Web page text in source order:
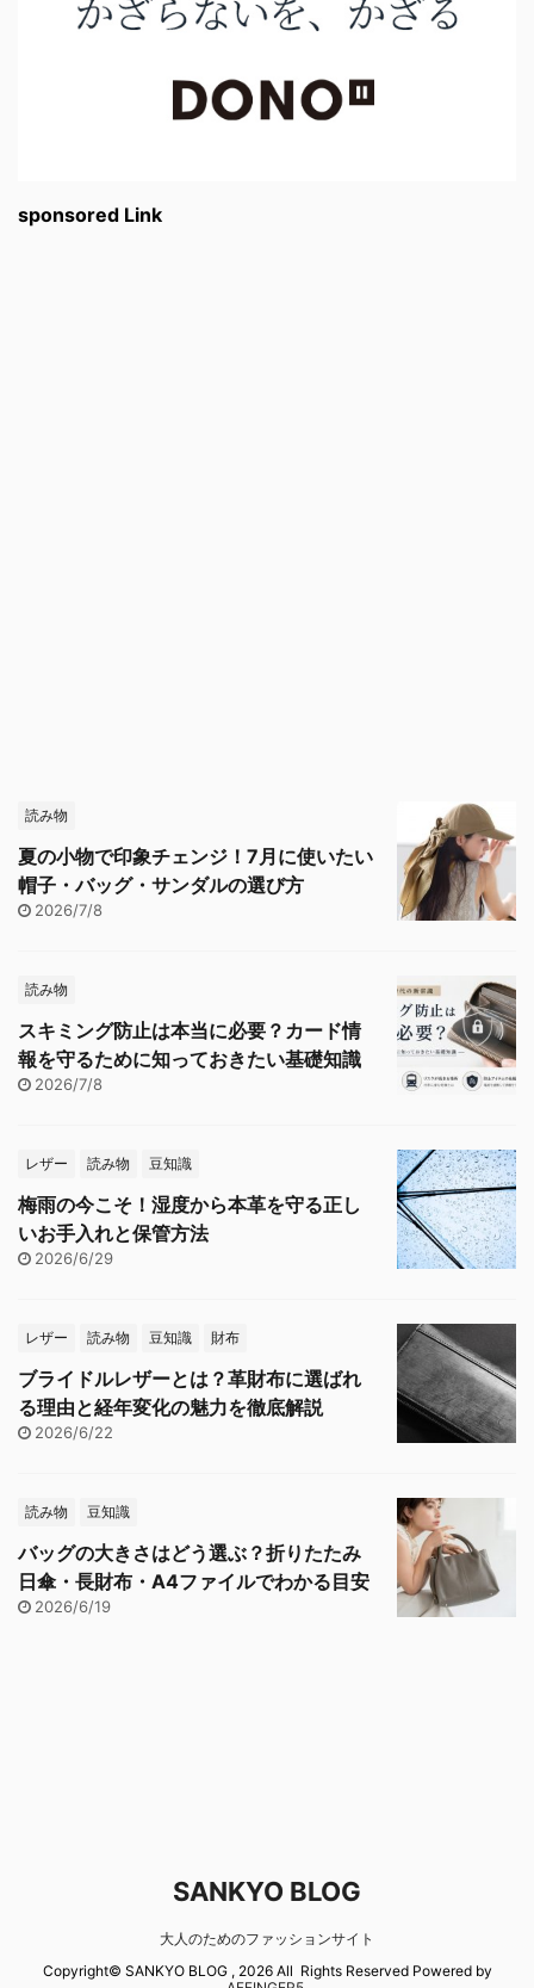
sponsored Link
読み物
夏の小物で印象チェンジ！7月に使いたい
帽子・バッグ・サンダルの選び方
2026/7/8
読み物
スキミング防止は本当に必要？カード情
報を守るために知っておきたい基礎知識
2026/7/8
レザー 読み物 豆知識
梅雨の今こそ！湿度から本革を守る正し
いお手入れと保管方法
2026/6/29
レザー 読み物 豆知識 財布
ブライドルレザーとは？革財布に選ばれ
る理由と経年変化の魅力を徹底解説
2026/6/22
読み物 豆知識
バッグの大きさはどう選ぶ？折りたたみ
日傘・長財布・A4ファイルでわかる目安
2026/6/19
SANKYO BLOG
大人のためのファッションサイト
Copyright© SANKYO BLOG , 2026 All Rights Reserved Powered by